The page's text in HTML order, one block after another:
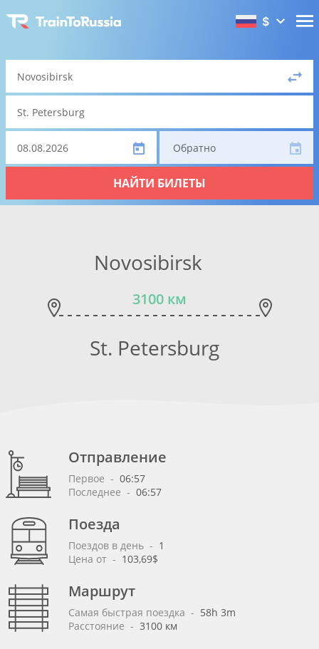
$
Обратно
НАЙТИ БИЛЕТЫ
Novosibirsk
3100 км
St. Petersburg
Отправление
Первое - 06:57
Последнее - 06:57
Поезда
Поездов в день - 1
Цена от - 103,69$
Маршрут
Самая быстрая поездка - 58h 3m
Расстояние - 3100 км